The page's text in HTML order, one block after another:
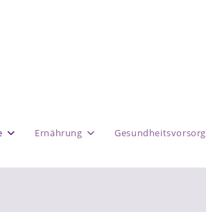
Ernährung